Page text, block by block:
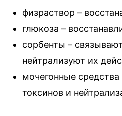
физраствор –
глюкоза –
сорбенты –
нейтрализуют их
мочегонные
токсинов и